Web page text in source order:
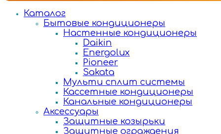
Каталог
Бытовые кондиционеры
Настенные кондиционеры
Daikin
Energolux
Pioneer
Sakata
Мульти сплит системы
Кассетные кондиционеры
Канальные кондиционеры
Аксессуары
Защитные козырьки
Защитные ограждения